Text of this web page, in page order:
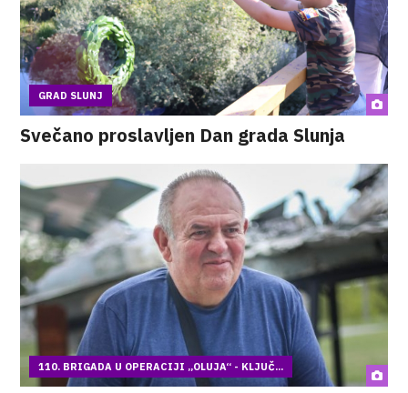
GRAD SLUNJ
Svečano proslavljen Dan grada Slunja
110. BRIGADA U OPERACIJI „OLUJA“ - KLJUČ...